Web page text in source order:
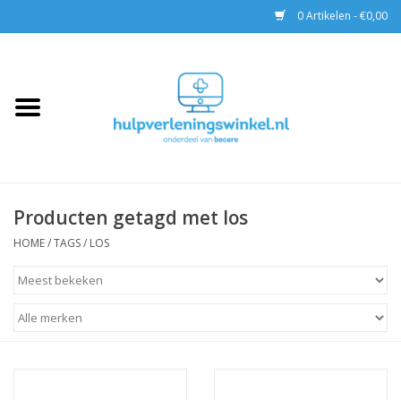
0 Artikelen - €0,00
EHBO
Pax tassen
Producten getagd met los
HOME/TAGS/ LOS